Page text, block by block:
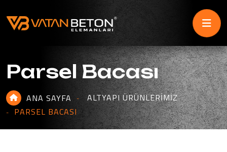
Parsel Bacası
ANA SAYFA
ALTYAPI ÜRÜNLERIMIZ
PARSEL BACASI